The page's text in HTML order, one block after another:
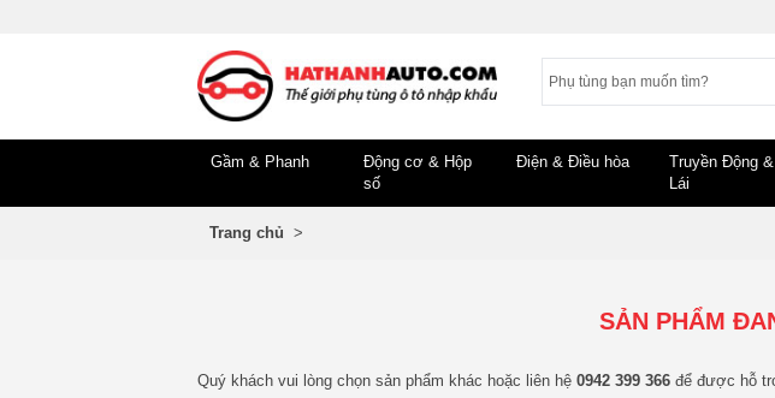
Gầm & Phanh
Động cơ & Hộp
số
Điện & Điều hòa
Truyền Động &
Lái
Trang chủ >
SẢN PHẨM
Quý khách vui lòng chọn sản phẩm khác hoặc liên hệ 0942 399 366 để được hỗ